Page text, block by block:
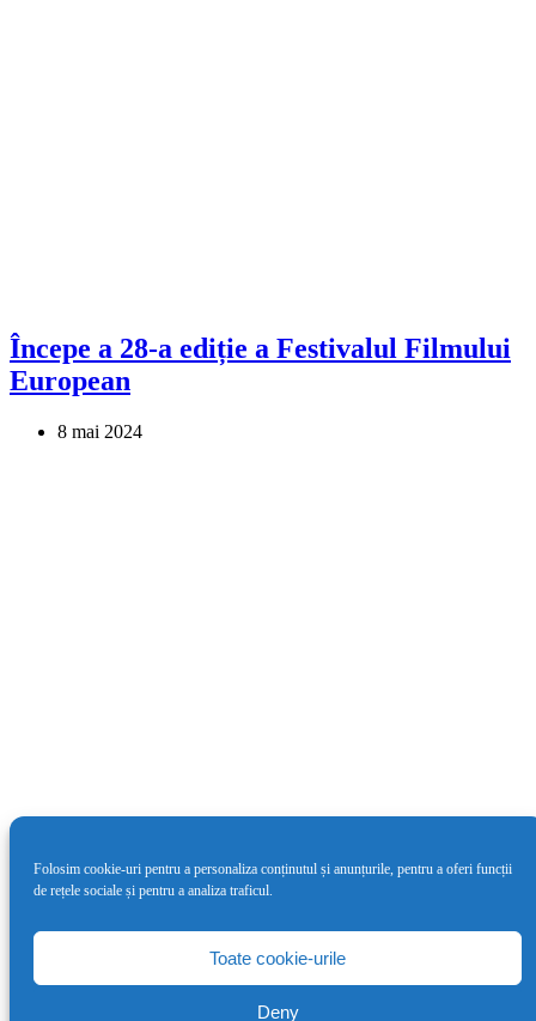
Începe a 28-a ediție a Festivalul Filmului
European
8 mai 2024
Cea de-a doua ediție LYNX Festival va
avea loc între 4 – 9 iunie
Folosim cookie-uri pentru a personaliza conținutul și anunțurile, pentru a oferi funcții
de rețele sociale și pentru a analiza traficul.
Toate cookie-urile
Deny